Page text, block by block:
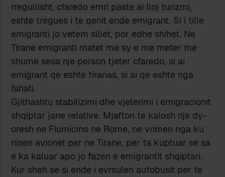
rregullisht, cfaredo emri paste ai lloj turizmi,
eshte tregues i te qenit ende emigrant. Si i tille
emigranti jo vetem sillet, por edhe shihet. Ne
Tirane emigranti matet me sy e me meter me
shume sesa nje person tjeter cfaredo, si ai
emigrant qe eshte tiranas, si ai qe eshte nga
fshati.
Gjithashtu stabilizimi dhe vjeterimi i emigracionit
shqiptar jane relative. Mjafton te kalosh nje dy-
oresh ne Fiumicino ne Rome, ne vrimen nga ku
nisen avionet per ne Tirane, per ta kuptuar se sa
e ka kaluar apo jo fazen e emigrantit shqiptari.
Kur sheh se si ende i evrsulen autobusit per te